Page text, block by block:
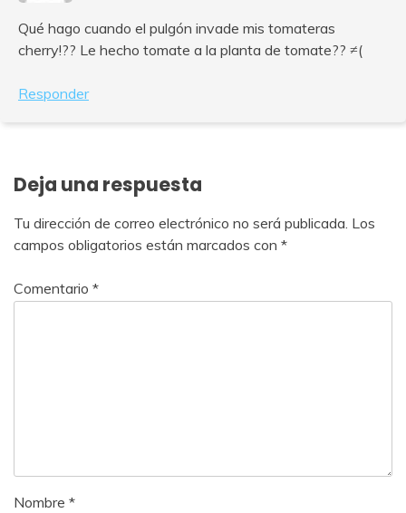
Qué hago cuando el pulgón invade mis tomateras
cherry!?? Le hecho tomate a la planta de tomate?? ≠(
Responder
Deja una respuesta
Tu dirección de correo electrónico no será publicada. Los
campos obligatorios están marcados con *
Comentario *
Nombre *